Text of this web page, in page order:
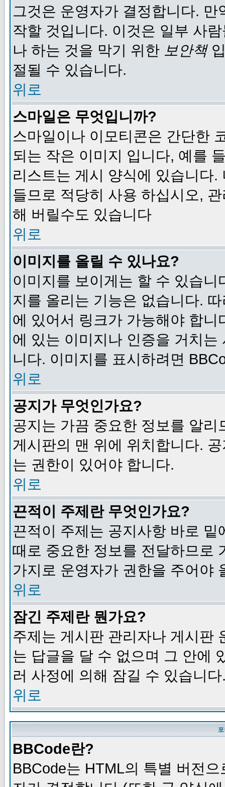
그것은 운영자가 결정합니다.
작할 것입니다. 이것은 일부 사
나 하는 것을 막기 위한 보안책
절될 수 있습니다.
위로
스마일은 무엇입니까?
스마일이나 이모티콘은 간단한
되는 작은 이미지 입니다, 예를
리스트는 게시 양식에 있습니다
들므로 적당히 사용 하십시오,
해 버릴수도 있습니다
위로
이미지를 올릴 수 있나요?
이미지를 보이게는 할 수 있습
지를 올리는 기능은 없습니다.
에 있어서 링크가 가능해야 합
에 있는 이미지나 인증을 거치
니다. 이미지를 표시하려면
위로
공지가 무엇인가요?
공지는 가끔 중요한 정보를 알
게시판의 맨 위에 위치합니다.
는 권한이 있어야 합니다.
위로
끈적이 주제란 무엇인가요?
끈적이 주제는 공지사항 바로
때로 중요한 정보를 전달하므로
가지로 운영자가 권한을 주어야
위로
잠긴 주제란 뭔가요?
주제는 게시판 관리자나 게시판
는 답글을 달 수 없으며 그 안에
러 사정에 의해 잠길 수 있습니다
위로
BBCode란?
BBCode는 HTML의 특별 버전